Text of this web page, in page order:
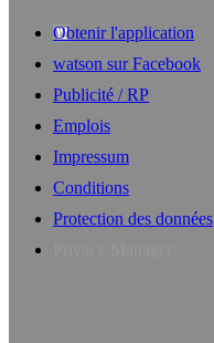
Obtenir l'application
watson sur Facebook
Publicité / RP
Emplois
Impressum
Conditions
Protection des données